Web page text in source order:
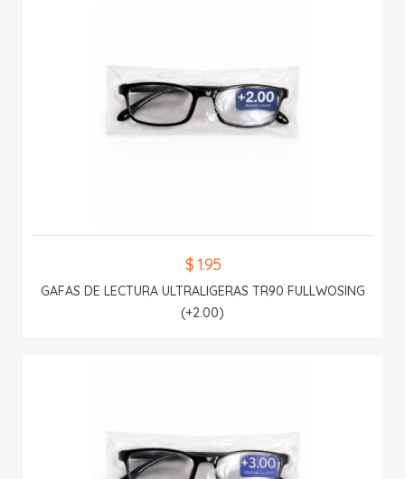
$ 1.95
GAFAS DE LECTURA ULTRALIGERAS TR90 FULLWOSING
(+2.00)